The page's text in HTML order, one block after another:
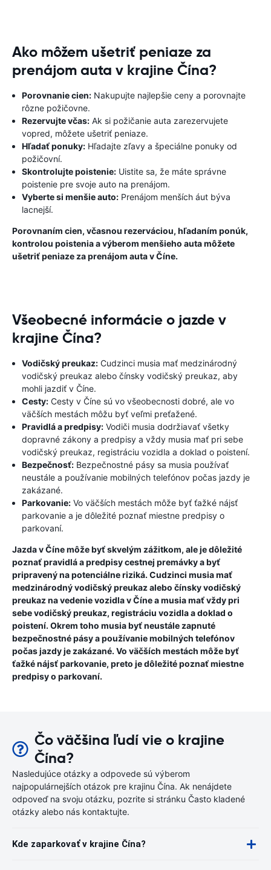
Ako môžem ušetriť peniaze za
prenájom auta v krajine Čína?
Porovnanie cien: Nakupujte najlepšie ceny a porovnajte
rôzne požičovne.
Rezervujte včas: Ak si požičanie auta zarezervujete
vopred, môžete ušetriť peniaze.
Hľadať ponuky: Hľadajte zľavy a špeciálne ponuky od
požičovní.
Skontrolujte poistenie: Uistite sa, že máte správne
poistenie pre svoje auto na prenájom.
Vyberte si menšie auto: Prenájom menších áut býva
lacnejší.
Porovnaním cien, včasnou rezerváciou, hľadaním ponúk,
kontrolou poistenia a výberom menšieho auta môžete
ušetriť peniaze za prenájom auta v Číne.
Všeobecné informácie o jazde v
krajine Čína?
Vodičský preukaz: Cudzinci musia mať medzinárodný
vodičský preukaz alebo čínsky vodičský preukaz, aby
mohli jazdiť v Číne.
Cesty: Cesty v Číne sú vo všeobecnosti dobré, ale vo
väčších mestách môžu byť veľmi preťažené.
Pravidlá a predpisy: Vodiči musia dodržiavať všetky
dopravné zákony a predpisy a vždy musia mať pri sebe
vodičský preukaz, registráciu vozidla a doklad o poistení.
Bezpečnosť: Bezpečnostné pásy sa musia používať
neustále a používanie mobilných telefónov počas jazdy je
zakázané.
Parkovanie: Vo väčších mestách môže byť ťažké nájsť
parkovanie a je dôležité poznať miestne predpisy o
parkovaní.
Jazda v Číne môže byť skvelým zážitkom, ale je dôležité
poznať pravidlá a predpisy cestnej premávky a byť
pripravený na potenciálne riziká. Cudzinci musia mať
medzinárodný vodičský preukaz alebo čínsky vodičský
preukaz na vedenie vozidla v Číne a musia mať vždy pri
sebe vodičský preukaz, registráciu vozidla a doklad o
poistení. Okrem toho musia byť neustále zapnuté
bezpečnostné pásy a používanie mobilných telefónov
počas jazdy je zakázané. Vo väčších mestách môže byť
ťažké nájsť parkovanie, preto je dôležité poznať miestne
predpisy o parkovaní.
Čo väčšina ľudí vie o krajine
Čína?
Nasledujúce otázky a odpovede sú výberom
najpopulárnejších otázok pre krajinu Čína. Ak nenájdete
odpoveď na svoju otázku, pozrite si stránku Často kladené
otázky alebo nás kontaktujte.
Kde zaparkovať v krajine Čína?